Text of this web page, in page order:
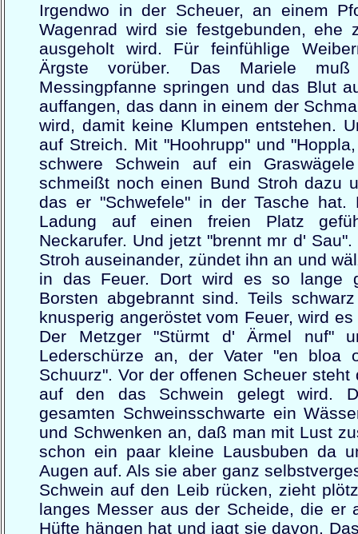
Irgendwo in der Scheuer, an einem
Wagenrad wird sie festgebunden, ehe
ausgeholt wird. Für feinfühlige
Ärgste vorüber. Das Mariele
Messingpfanne springen und das Blut
auffangen, das dann in einem der
wird, damit keine Klumpen entstehen.
auf Streich. Mit "Hoohrupp" und
schwere Schwein auf ein
schmeißt noch einen Bund Stroh dazu
das er "Schwefele" in der Tasche hat.
Ladung auf einen freien Platz
Neckarufer. Und jetzt "brennt mr d'
Stroh auseinander, zündet ihn an und
in das Feuer. Dort wird es so lange
Borsten abgebrannt sind. Teils
knusperig angeröstet vom Feuer, wird
Der Metzger "Stürmt d' Ärmel nuf"
Lederschürze an, der Vater "en bloa
Schuurz". Vor der offenen Scheuer steht
auf den das Schwein gelegt wird.
gesamten Schweinsschwarte ein
und Schwenken an, daß man mit Lust
schon ein paar kleine Lausbuben da
Augen auf. Als sie aber ganz
Schwein auf den Leib rücken, zieht
langes Messer aus der Scheide, die er
Hüfte hängen hat und jagt sie davon.